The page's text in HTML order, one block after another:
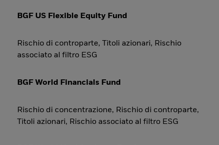
BGF US Flexible Equity Fund
Rischio di controparte, Titoli azionari, Rischio
associato al filtro ESG
BGF World Financials Fund
Rischio di concentrazione, Rischio di controparte,
Titoli azionari, Rischio associato al filtro ESG